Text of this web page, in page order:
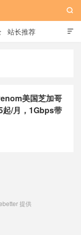

站长推荐

美国芝加哥
起/月，1Gbps带
提供